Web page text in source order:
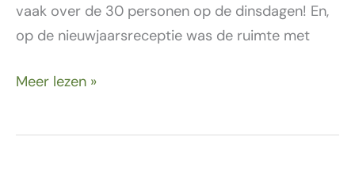
vaak over de 30 personen op de dinsdagen! En,
op de nieuwjaarsreceptie was de ruimte met
Meer lezen »